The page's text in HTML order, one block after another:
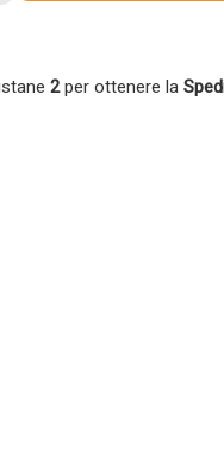
2per ottenere la